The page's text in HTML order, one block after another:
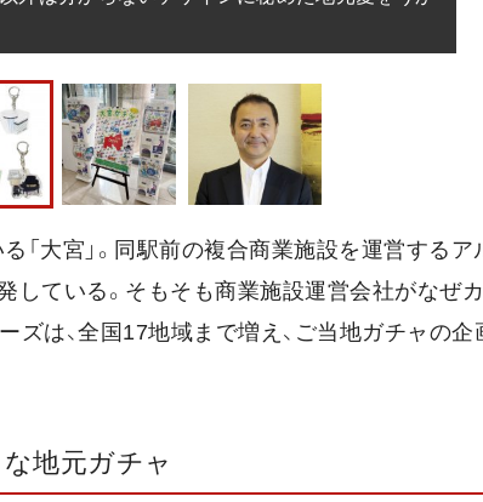
「大宮」。同駅前の複合商業施設を運営する
している。そもそも商業施設運営会社がなぜ
は、全国17地域まで増え、ご当地ガチャの企
地元ガチャ